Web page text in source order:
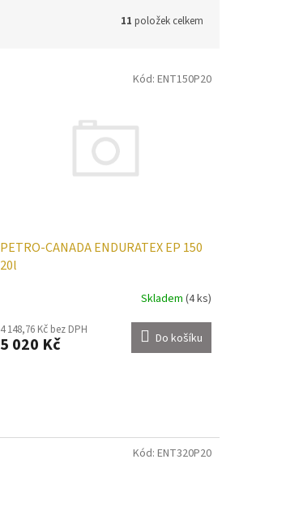
11 položek celkem
PETRO-CANADA ENDURATEX EP 150
20l
Skladem (4 ks)
4 148,76 Kč bez DPH
5 020 Kč Do košíku
Kód: ENT150P20
Kód: ENT320P20